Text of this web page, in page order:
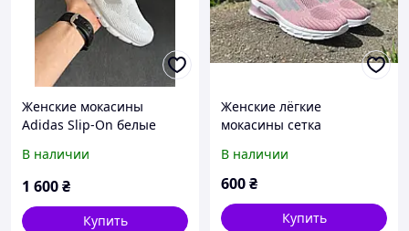
Женские мокасины
Adidas Slip-On белые
Слипсон белые летние
слипоны без шнурков
легкие повседневные
мокасины на пн
В наличии
1 600₴
Купить
Женские лёгкие
мокасины сетка
В наличии
600₴
Купить